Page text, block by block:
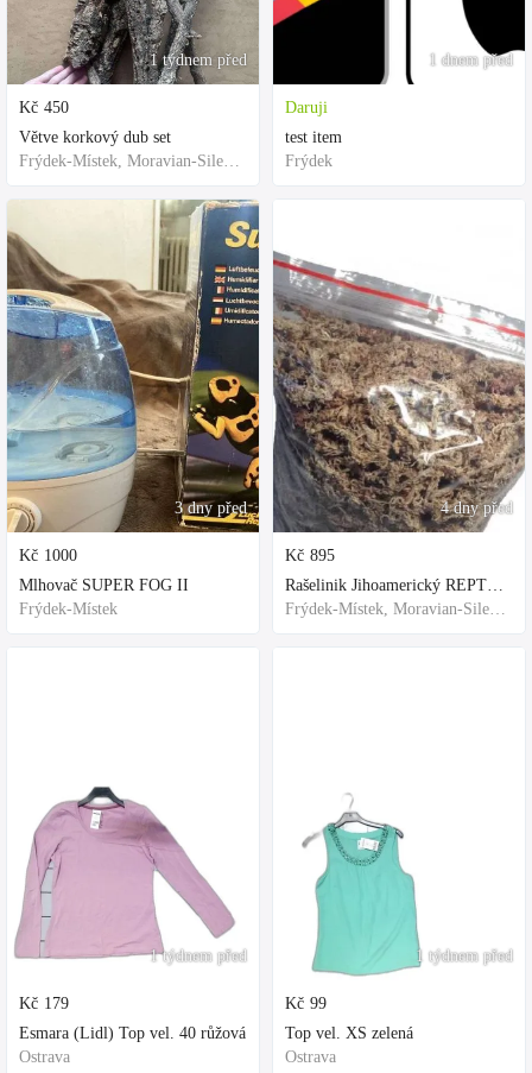
1 týdnem před
Kč 450
Větve korkový dub set
Frýdek-Místek, Moravian-Silesian Region,Others
3 dny před
Kč 1000
Mlhovač SUPER FOG II
Frýdek-Místek
1 týdnem před
Kč 179
Esmara (Lidl) Top vel. 40 růžová
Ostrava
1 dnem před
Daruji
test item
Frýdek
4 dny před
Kč 895
Rašelinik Jihoamerický REPTER - 5 balení - 500g -
Frýdek-Místek, Moravian-Silesian Region,Others
1 týdnem před
Kč 99
Top vel. XS zelená
Ostrava